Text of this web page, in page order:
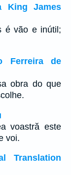
King James
é vão e inútil;
Ferreira de
obra do que
voastră este
voi.
Translation